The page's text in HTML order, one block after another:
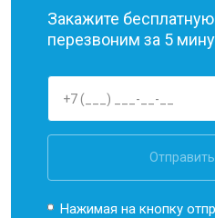
Закажите
перезвоним за 5
Нажимая на кнопку